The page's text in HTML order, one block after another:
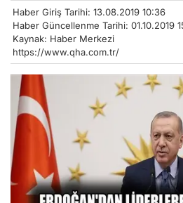
Haber Giriş Tarihi: 13.08.2019 10:36
Haber Güncellenme Tarihi: 01.10.2019
Kaynak: Haber Merkezi
https://www.qha.com.tr/